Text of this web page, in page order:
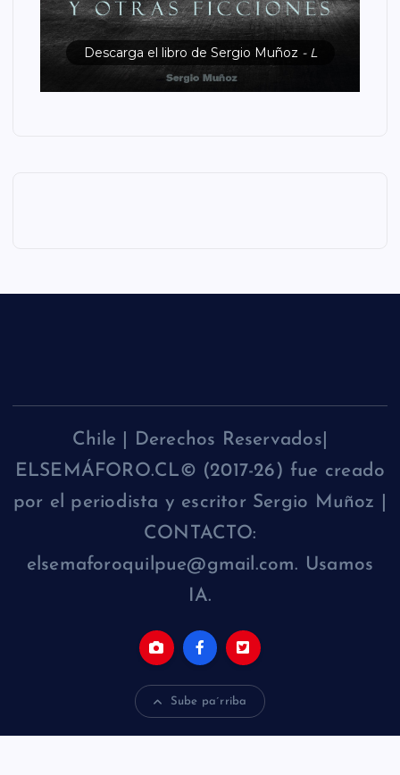
Descarga el libro de Sergio Muñoz - L
Chile | Derechos Reservados|
ELSEMÁFORO.CL© (2017-26) fue creado
por el periodista y escritor Sergio Muñoz |
CONTACTO:
elsemaforoquilpue@gmail.com. Usamos
IA.
Sube pa´rriba